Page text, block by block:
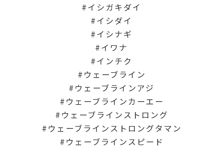
イシガキダイ
イシダイ
イシナギ
イワナ
インチク
ウェーブライン
ウェーブラインアジ
ウェーブラインカーエー
ウェーブラインストロング
ウェーブラインストロングタマン
ウェーブラインスピード